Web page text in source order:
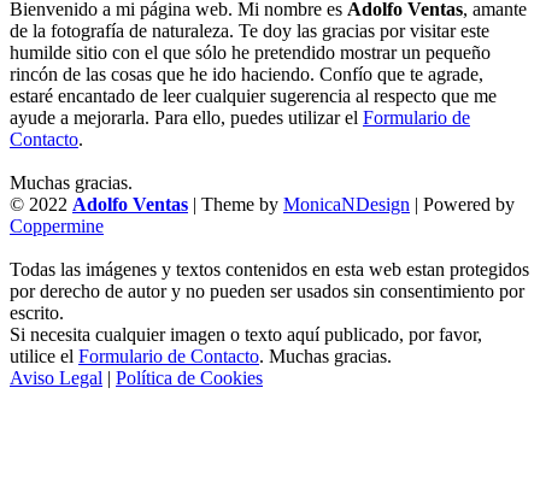
Bienvenido a mi página web. Mi nombre es Adolfo Ventas, amante
de la fotografía de naturaleza. Te doy las gracias por visitar este
humilde sitio con el que sólo he pretendido mostrar un pequeño
rincón de las cosas que he ido haciendo. Confío que te agrade,
estaré encantado de leer cualquier sugerencia al respecto que me
ayude a mejorarla. Para ello, puedes utilizar el Formulario de
Contacto.
Muchas gracias.
© 2022 Adolfo Ventas | Theme by MonicaNDesign | Powered by
Coppermine
Todas las imágenes y textos contenidos en esta web estan protegidos
por derecho de autor y no pueden ser usados sin consentimiento por
escrito.
Si necesita cualquier imagen o texto aquí publicado, por favor,
utilice el Formulario de Contacto. Muchas gracias.
Aviso Legal | Política de Cookies